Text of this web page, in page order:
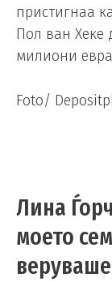
пристигнаа
Пол ван Хеке
милиони
Foto/
Лина
моето